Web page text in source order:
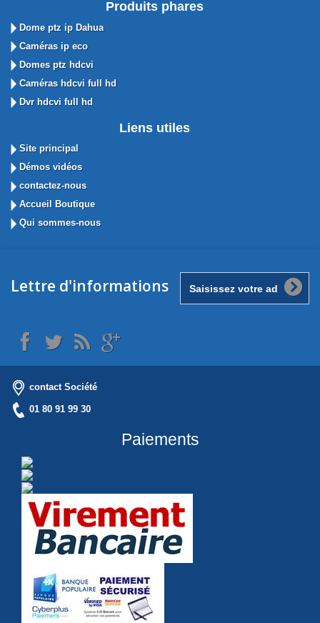
Produits phares
Dome ptz ip Dahua
Caméras ip eco
Domes ptz hdcvi
Caméras hdcvi full hd
Dvr hdcvi full hd
Liens utiles
Site principal
Démos vidéos
contactez-nous
Accueil Boutique
Qui sommes-nous
Lettre d'informations
contact Société
01 80 91 99 30
Paiements